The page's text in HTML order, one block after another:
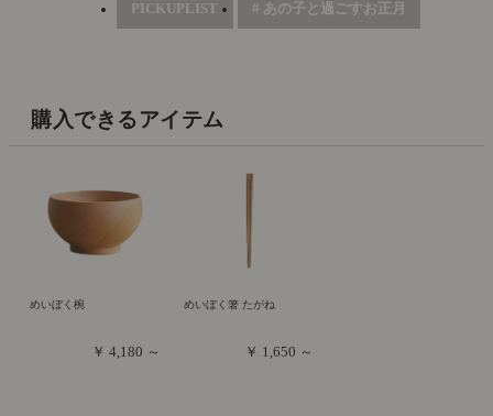
PICKUPLIST # あの子と過ごすお正月
購入できるアイテム
めいぼく椀
￥ 4,180 ～
めいぼく箸 たがね
￥ 1,650 ～